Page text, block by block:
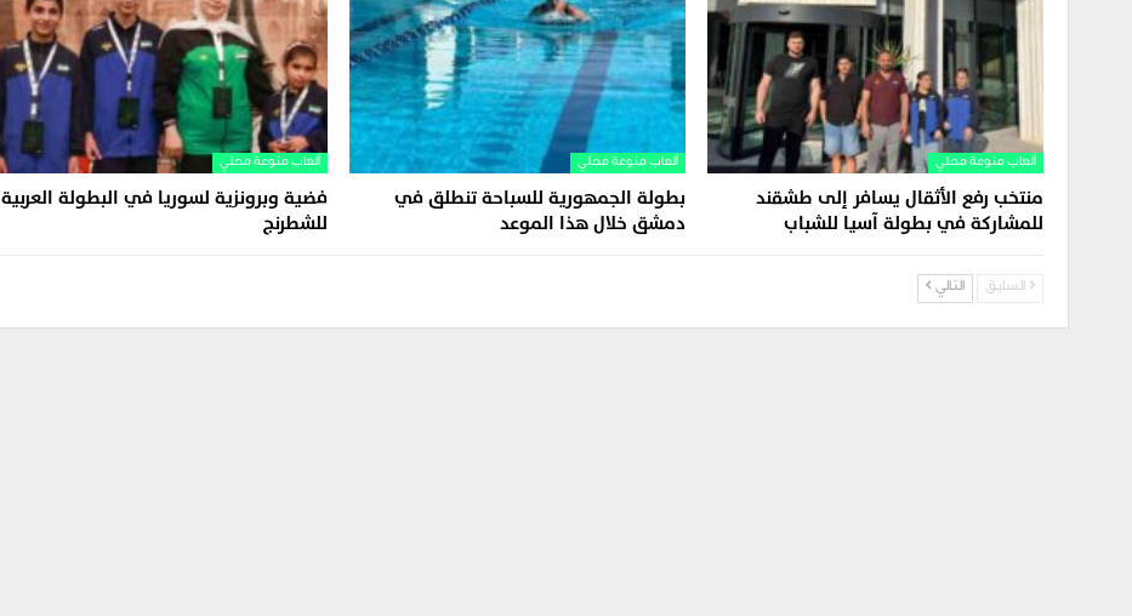
ألعاب منوعة محلي
منتخب رفع الأثقال يسافر إلى طشقند
للمشاركة في بطولة آسيا للشباب
ألعاب منوعة محلي
بطولة الجمهورية للسباحة تنطلق في
دمشق خلال هذا الموعد
ألعاب منوعة محلي
فضية وبرونزية لسوريا في البطولة العربية
للشطرنج
السابق التالي